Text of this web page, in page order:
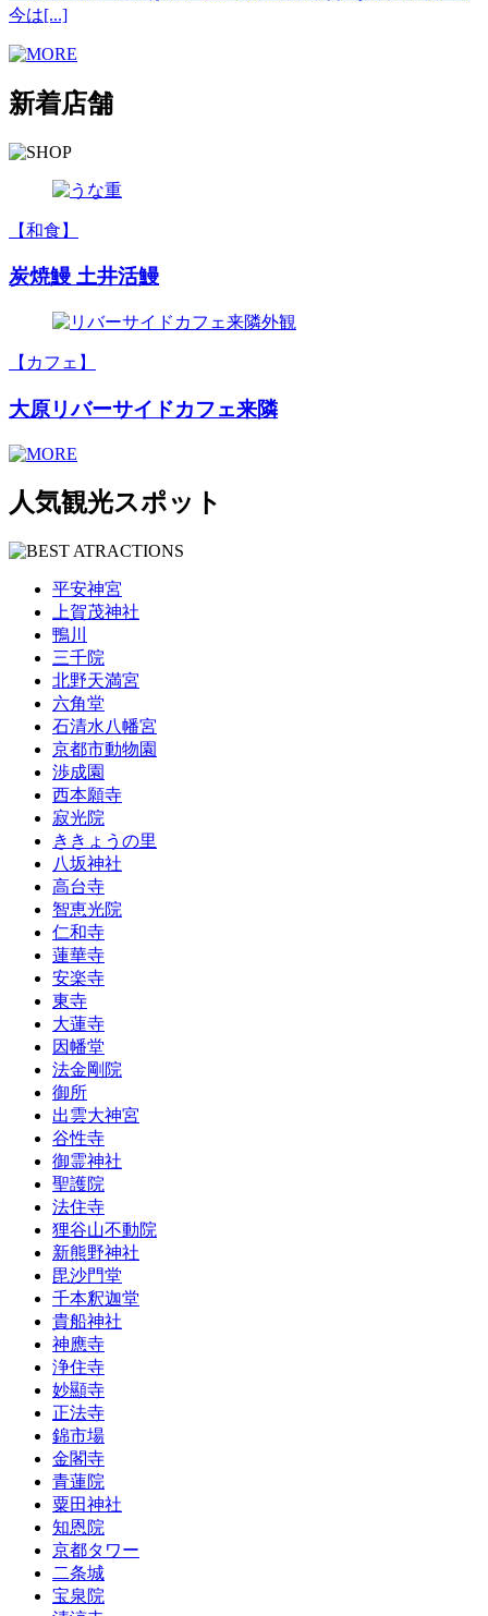
今は[...]
新着店舗
【和食】
炭焼鰻 土井活鰻
【カフェ】
大原リバーサイドカフェ来隣
人気観光スポット
平安神宮
上賀茂神社
鴨川
三千院
北野天満宮
六角堂
石清水八幡宮
京都市動物園
渉成園
西本願寺
寂光院
ききょうの里
八坂神社
高台寺
智恵光院
仁和寺
蓮華寺
安楽寺
東寺
大蓮寺
因幡堂
法金剛院
御所
出雲大神宮
谷性寺
御霊神社
聖護院
法住寺
狸谷山不動院
新熊野神社
毘沙門堂
千本釈迦堂
貴船神社
神應寺
浄住寺
妙顯寺
正法寺
錦市場
金閣寺
青蓮院
粟田神社
知恩院
京都タワー
二条城
宝泉院